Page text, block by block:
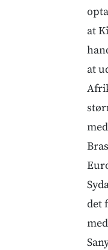
at
at
det